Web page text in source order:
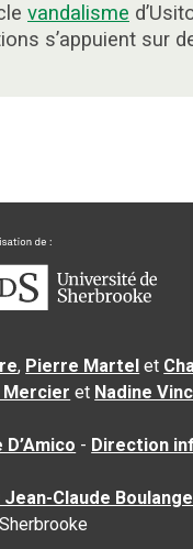
vandalisme
s’appuient sur
, Pierre Martel et
Mercier et Nadine
- Direction
Claude